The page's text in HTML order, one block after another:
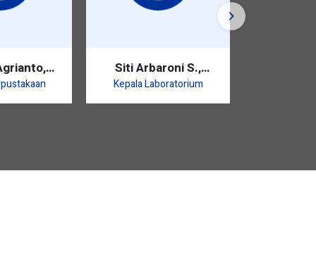
Siti Arbaroni S.,
S.E.I.
Kepala Laboratorium